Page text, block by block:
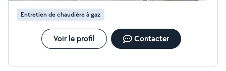
Entretien de chaudière à gaz
Voir le profil Contacter